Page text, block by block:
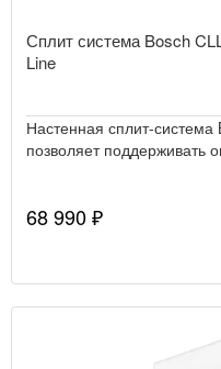
Сплит система Bosch
Line
Настенная сплит-
позволяет поддерживать
68 990 ₽